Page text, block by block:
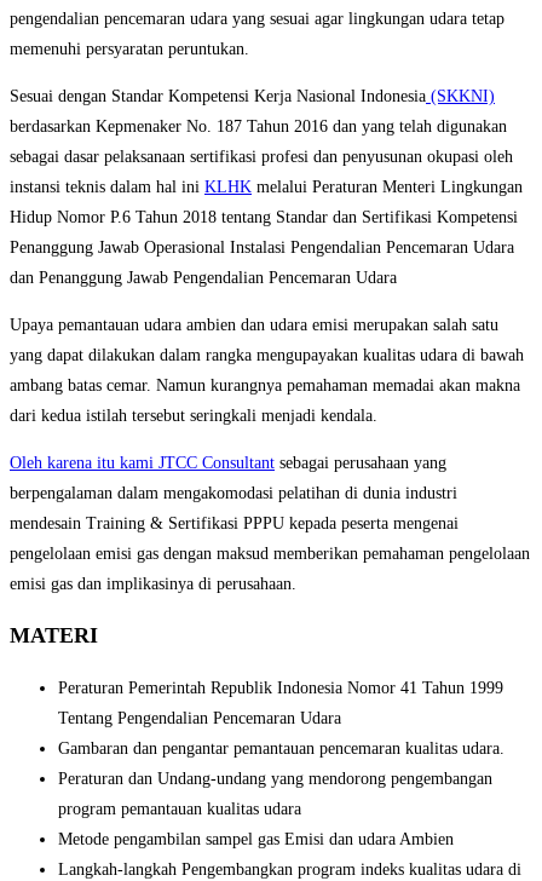
pengendalian pencemaran udara yang sesuai agar lingkungan udara tetap
memenuhi persyaratan peruntukan.
Sesuai dengan Standar Kompetensi Kerja Nasional Indonesia (SKKNI)
berdasarkan Kepmenaker No. 187 Tahun 2016 dan yang telah digunakan
sebagai dasar pelaksanaan sertifikasi profesi dan penyusunan okupasi oleh
instansi teknis dalam hal ini KLHK melalui Peraturan Menteri Lingkungan
Hidup Nomor P.6 Tahun 2018 tentang Standar dan Sertifikasi Kompetensi
Penanggung Jawab Operasional Instalasi Pengendalian Pencemaran Udara
dan Penanggung Jawab Pengendalian Pencemaran Udara
Upaya pemantauan udara ambien dan udara emisi merupakan salah satu
yang dapat dilakukan dalam rangka mengupayakan kualitas udara di bawah
ambang batas cemar. Namun kurangnya pemahaman memadai akan makna
dari kedua istilah tersebut seringkali menjadi kendala.
Oleh karena itu kami JTCC Consultant sebagai perusahaan yang
berpengalaman dalam mengakomodasi pelatihan di dunia industri
mendesain Training & Sertifikasi PPPU kepada peserta mengenai
pengelolaan emisi gas dengan maksud memberikan pemahaman pengelolaan
emisi gas dan implikasinya di perusahaan.
MATERI
Peraturan Pemerintah Republik Indonesia Nomor 41 Tahun 1999
Tentang Pengendalian Pencemaran Udara
Gambaran dan pengantar pemantauan pencemaran kualitas udara.
Peraturan dan Undang-undang yang mendorong pengembangan
program pemantauan kualitas udara
Metode pengambilan sampel gas Emisi dan udara Ambien
Langkah-langkah Pengembangkan program indeks kualitas udara di